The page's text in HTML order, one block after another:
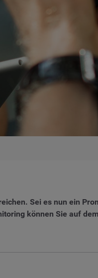
Sei es nun ein
können Sie auf